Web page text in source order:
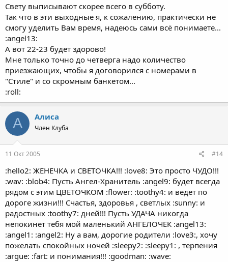
Свету выписывают скорее всего в субботу.
Так что в эти выходные я, к сожалению, практически не
смогу уделить Вам время, надеюсь сами всё понимаете...
:angel13:
А вот 22-23 будет здорово!
Мне только точно до четверга надо количество
приезжающих, чтобы я договорился с номерами в
"Стиле" и со скромным банкетом...
:roll:
А Алиса
Член Клуба
11 Окт 2005 #14
:hello2: ЖЕНЕЧКА и СВЕТОЧКА!!! :love8: Это просто ЧУДО!!!
:wav: :blob4: Пусть Ангел-Хранитель :angel9: будет всегда
рядом с этим ЦВЕТОЧКОМ :flower: :toothy4: и ведет по
дороге жизни!!! Счастья, здоровья , светлых :sunny: и
радостных :toothy7: дней!!! Пусть УДАЧА никогда
непокинет тебя мой маленький АНГЕЛОЧЕК :angel13:
:angel1: :angel2: Ну а вам, дорогие родители :love3:, хочу
пожелать спокойных ночей :sleepy2: :sleepy1: , терпения
:argue: :fart: и понимания!!! :goodman: :wave: